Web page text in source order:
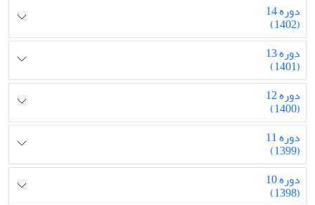
دوره 14
(1402)
دوره 13
(1401)
دوره 12
(1400)
دوره 11
(1399)
دوره 10
(1398)